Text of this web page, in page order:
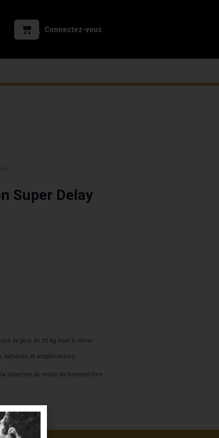
Connectez-vous
Super Delay
de plus de 30 kg sont à retirer
batteries et amplificateurs.
sélection du mode de livraison lors